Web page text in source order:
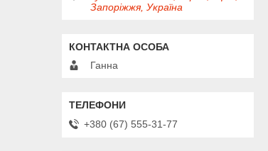
Запоріжжя, Україна
Ганна
+380 (67) 555-31-77